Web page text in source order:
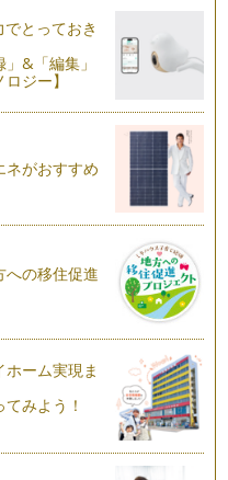
ットドッグ♪
これ細かい作業は苦手！
すと作…
作り方！
ウキしますよね！ 入…
お弁当を作る時間…
か特別な道具をそろえない
い…
分量が何よりも大切！
悩みの方もいますよね。多
と…
とっておき
&「編集」
ジー】
ネがおすすめ
への移住促進
ーム実現ま
みよう！